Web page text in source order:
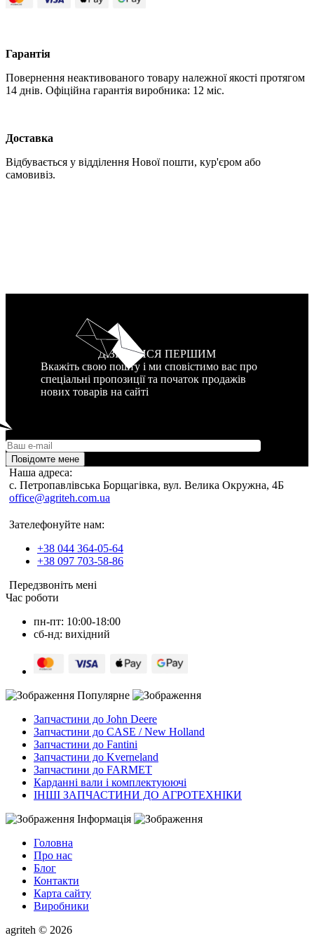
Гарантія
Повернення неактивованого товару належної якості протягом
14 днів. Офіційна гарантія виробника: 12 міс.
Доставка
Відбувається у відділення Нової пошти, кур'єром або
самовивіз.
ДІЗНАТИСЯ ПЕРШИМ
Вкажіть свою пошту і ми сповістимо вас про
спеціальні пропозиції та початок продажів
нових товарів на сайті
Повідомте мене
Наша адреса:
c. Петропавлівська Борщагівка, вул. Велика Окружна, 4Б
office@agriteh.com.ua
Зателефонуйте нам:
+38 044 364-05-64
+38 097 703-58-86
Передзвоніть мені
Час роботи
пн-пт: 10:00-18:00
сб-нд: вихідний
Популярне
Запчастини до John Deere
Запчастини до CASE / New Holland
Запчастини до Fantini
Запчастини до Kverneland
Запчастини до FARMET
Карданні вали і комплектуюючі
ІНШІ ЗАПЧАСТИНИ ДО АГРОТЕХНІКИ
Інформація
Головна
Про нас
Блог
Контакти
Карта сайту
Виробники
agriteh © 2026